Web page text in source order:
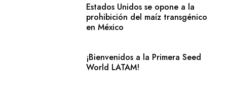
Estados Unidos se opone a la
prohibición del maíz transgénico
en México
¡Bienvenidos a la Primera Seed
World LATAM!